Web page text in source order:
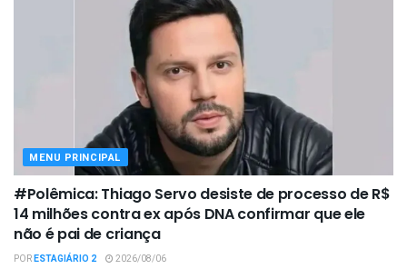
MENU PRINCIPAL
#Polêmica: Thiago Servo desiste de processo de R$
14 milhões contra ex após DNA confirmar que ele
não é pai de criança
PORESTAGIÁRIO 2 2026/08/06